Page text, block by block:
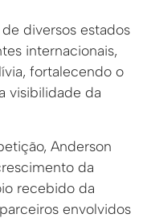
diversos estados
internacionais,
fortalecendo o
visibilidade da
Anderson
da
recebido da
envolvidos